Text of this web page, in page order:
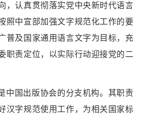
，认真贯彻落实党中央新时代语言
照中宣部加强文字规范化工作的要
普及国家通用语言文字为目标，充
职责定位，以实际行动迎接党的二
中国出版协会的分支机构。其职责
汉字规范使用工作，为相关国家标